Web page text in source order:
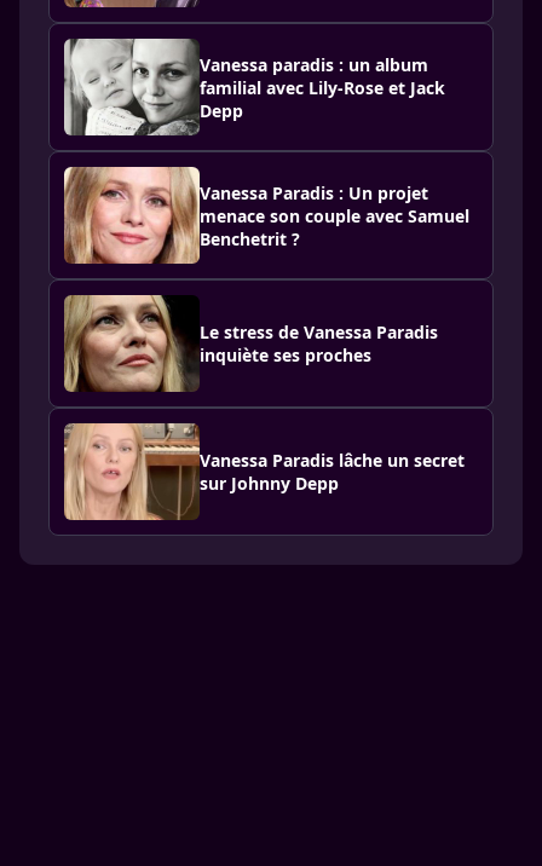
Vanessa paradis : un album
familial avec Lily-Rose et Jack
Depp
Vanessa Paradis : Un projet
menace son couple avec Samuel
Benchetrit ?
Le stress de Vanessa Paradis
inquiète ses proches
Vanessa Paradis lâche un secret
sur Johnny Depp